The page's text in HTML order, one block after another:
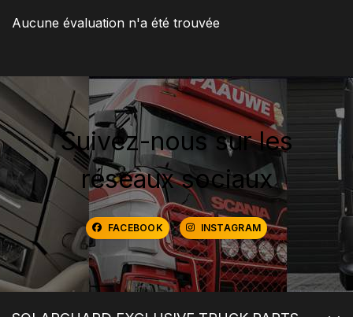
Aucune évaluation n'a été trouvée
Suivez-nous sur les
réseaux sociaux
FACEBOOK INSTAGRAM